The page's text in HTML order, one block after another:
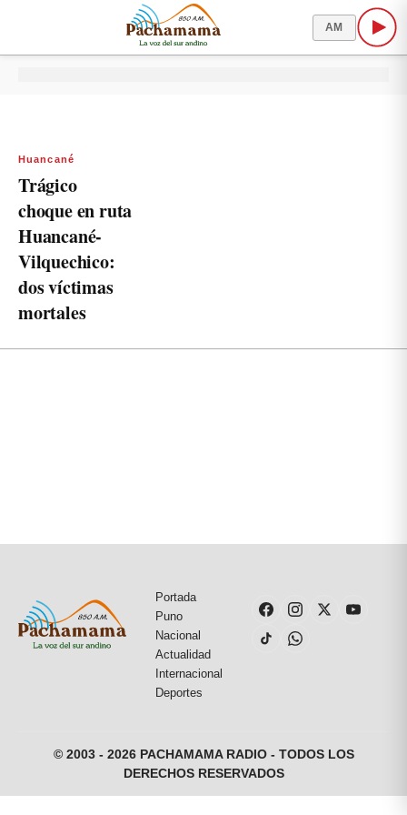
AM
Huancané
Trágico
choque en ruta
Huancané-
Vilquechico:
dos víctimas
mortales
Portada
Puno
Nacional
Actualidad
Internacional
Deportes
© 2003 - 2026 PACHAMAMA RADIO - TODOS LOS
DERECHOS RESERVADOS